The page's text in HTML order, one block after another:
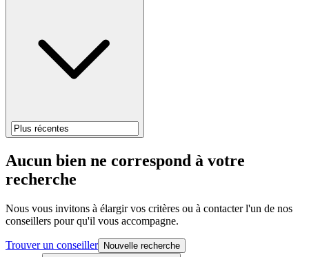
Aucun bien ne correspond à votre
recherche
Nous vous invitons à élargir vos critères ou à contacter l'un de nos
conseillers pour qu'il vous accompagne.
Trouver un conseiller Nouvelle recherche